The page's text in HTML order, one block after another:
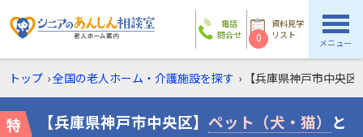
電話
問合せ
資料見学
リスト
0 メニュー
トップ ›全国の老人ホーム・介護施設を探す › 【兵庫県神戸市中央区
【兵庫県神戸市中央区】 ペット（犬・猫）
と